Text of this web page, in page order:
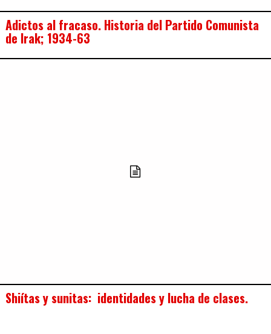
Adictos al fracaso. Historia del Partido Comunista
de Irak; 1934-63
Shiítas y sunitas: identidades y lucha de clases.